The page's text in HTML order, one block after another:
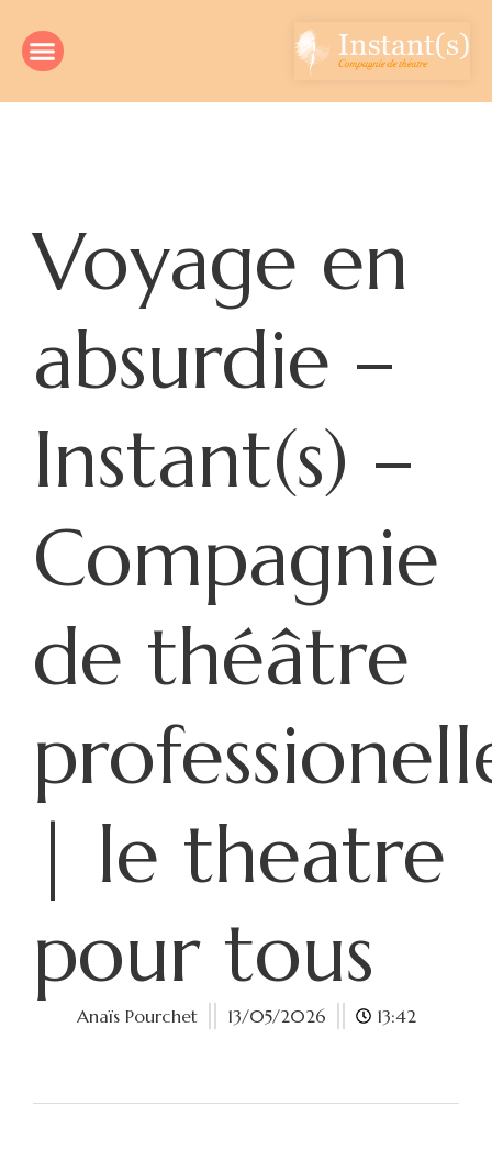
Voyage en
absurdie –
Instant(s) –
Compagnie
de théâtre
| le theatre
pour tous
Anaïs Pourchet 13/05/2026 13:42